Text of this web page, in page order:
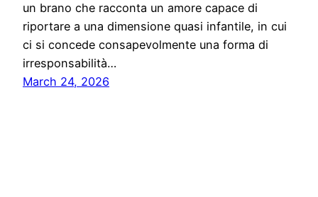
un brano che racconta un amore capace di
riportare a una dimensione quasi infantile, in cui
ci si concede consapevolmente una forma di
irresponsabilità…
March 24, 2026